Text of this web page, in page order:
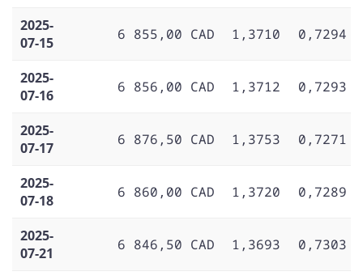
2025-
07-15
6 855,00 CAD 1,3710 0,7294
2025-
07-16
6 856,00 CAD 1,3712 0,7293
2025-
07-17
6 876,50 CAD 1,3753 0,7271
2025-
07-18
6 860,00 CAD 1,3720 0,7289
2025-
07-21
6 846,50 CAD 1,3693 0,7303